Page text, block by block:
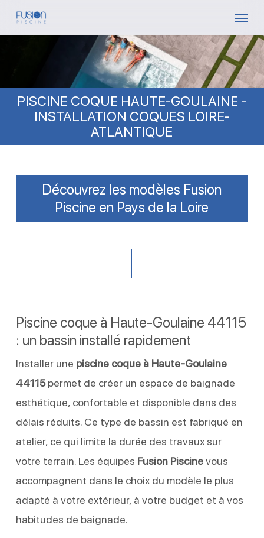
Skip
PISCINE COQUE HAUTE-GOULAINE -
INSTALLATION COQUES LOIRE-
ATLANTIQUE
Découvrez les modèles Fusion
Piscine en Pays de la Loire
Piscine coque à Haute-Goulaine 44115
: un bassin installé rapidement
Installer une piscine coque à Haute-Goulaine
44115permet de créer un espace de baignade
esthétique, confortable et disponible dans des
délais réduits. Ce type de bassin est fabriqué en
atelier, ce qui limite la durée des travaux sur
votre terrain. Les équipes Fusion Piscinevous
accompagnent dans le choix du modèle le plus
adapté à votre extérieur, à votre budget et à vos
habitudes de baignade.